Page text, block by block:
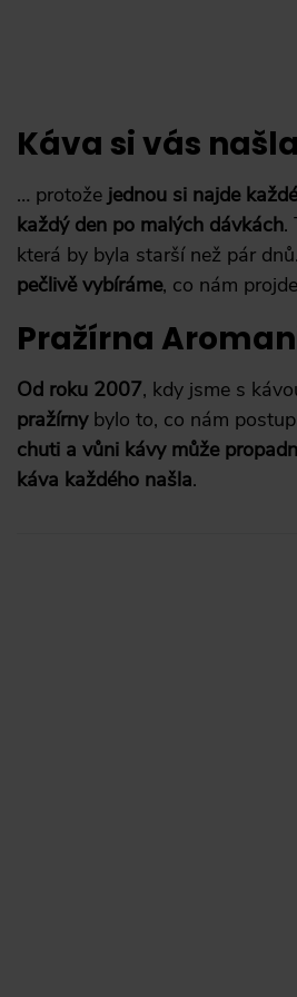
Káva si vás našla
… protože jednou si najde
každý den po malých dávkách.
která by byla starší než pár
pečlivě vybíráme, co nám
Pražírna
Od roku 2007, kdy jsme s
pražírnybylo to, co nám
chuti a vůni kávy může
káva každého našla.